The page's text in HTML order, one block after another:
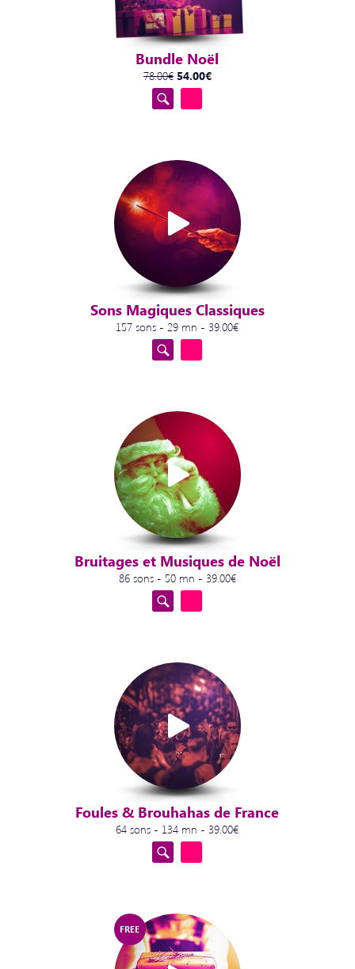
Bundle Noël
78.00€ 54.00€
Sons Magiques Classiques
157 sons - 29 mn - 39.00€
Bruitages et Musiques de Noël
86 sons - 50 mn - 39.00€
Foules & Brouhahas de France
64 sons - 134 mn - 39.00€
FREE